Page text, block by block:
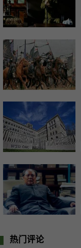
热门评论